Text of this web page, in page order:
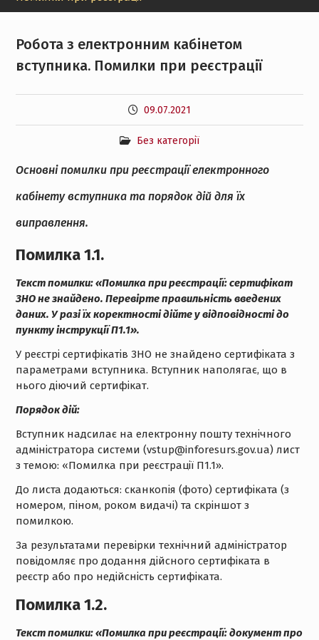
Робота з електронним кабінетом
вступника. Помилки при реєстрації
09.07.2021
Без категорії
Основні помилки при реєстрації електронного
кабінету вступника та порядок дій для їх
виправлення.
Помилка 1.1.
Текст помилки:«Помилка при реєстрації: сертифікат
ЗНО не знайдено. Перевірте правильність введених
даних. У разі їх коректності дійте у відповідності до
пункту інструкції П1.1».
У реєстрі сертифікатів ЗНО не знайдено сертифіката з
параметрами вступника. Вступник наполягає, що в
нього діючий сертифікат.
Порядок дій:
Вступник надсилає на електронну пошту технічного
адміністратора системи (vstup@inforesurs.gov.ua) лист
з темою: «Помилка при реєстрації П1.1».
До листа додаються: сканкопія (фото) сертифіката (з
номером, піном, роком видачі) та скріншот з
помилкою.
За результатами перевірки технічний адміністратор
повідомляє про додання дійсного сертифіката в
реєстр або про недійсність сертифіката.
Помилка 1.2.
Текст помилки:«Помилка при реєстрації:документпро